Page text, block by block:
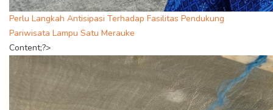
Perlu Langkah Antisipasi Terhadap Fasilitas Pendukung
Pariwisata Lampu Satu Merauke
Content;?>